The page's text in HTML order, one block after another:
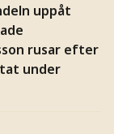
uppåt
rusar efter
under